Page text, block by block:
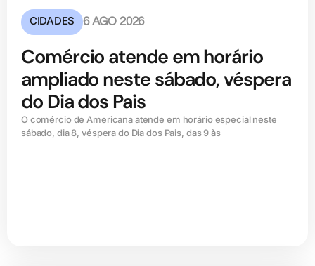
CIDADES 6 AGO 2026
Comércio atende em horário
ampliado neste sábado, véspera
do Dia dos Pais
O comércio de Americana atende em horário especial neste
sábado, dia 8, véspera do Dia dos Pais, das 9 às